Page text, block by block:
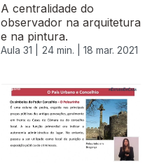
A centralidade do
observador na arquitetura
e na pintura.
Aula 31 | 24 min. | 18 mar. 2021